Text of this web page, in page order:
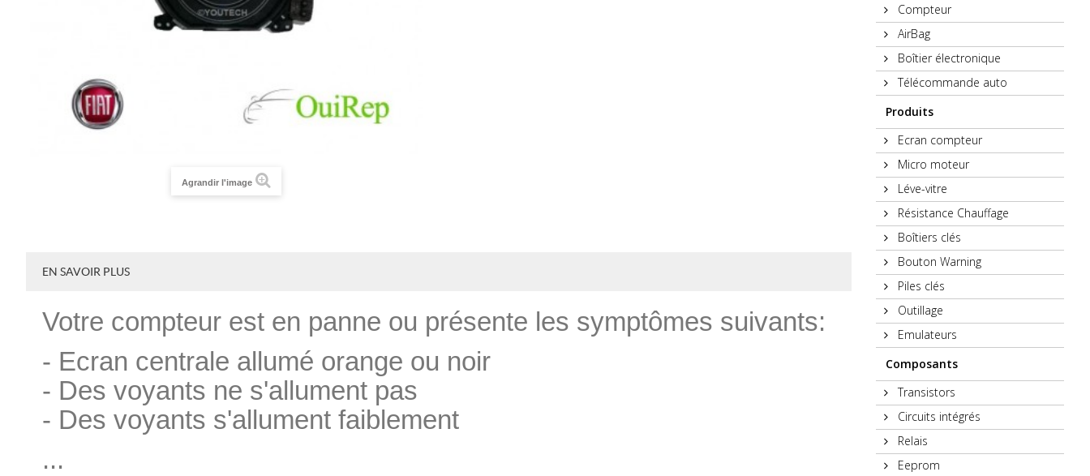
Agrandir l'image
EN SAVOIR PLUS
Votre compteur est en panne ou présente les symptômes suivants:
- Ecran centrale allumé orange ou noir
- Des voyants ne s'allument pas
- Des voyants s'allument faiblement
...
Compteur
AirBag
Boîtier électronique
Télécommande auto
Produits
Ecran compteur
Micro moteur
Léve-vitre
Résistance Chauffage
Boîtiers clés
Bouton Warning
Piles clés
Outillage
Emulateurs
Composants
Transistors
Circuits intégrés
Relais
Eeprom